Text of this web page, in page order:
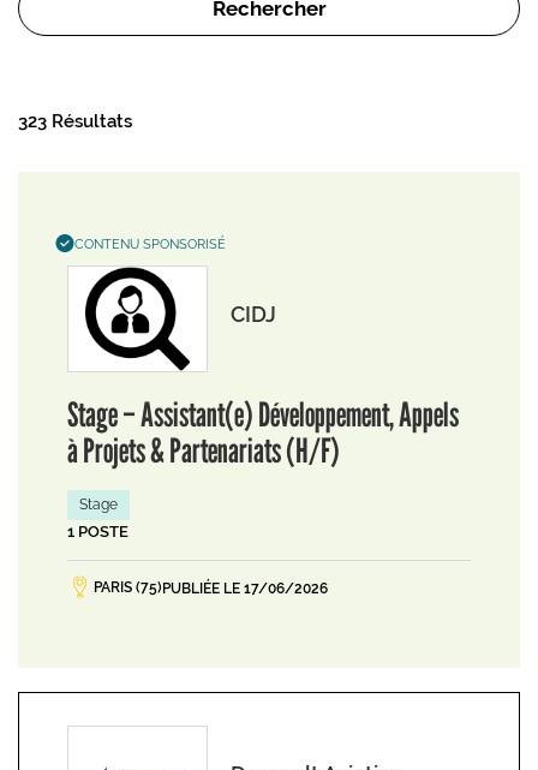
323 Résultats
CONTENU SPONSORISÉ
CIDJ
Stage – Assistant(e) Développement, Appels
à Projets & Partenariats (H/F)
Stage
1 POSTE
PARIS (75) PUBLIÉE LE 17/06/2026